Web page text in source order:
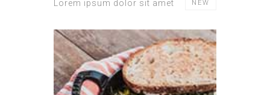
Lorem ipsum dolor sit amet NEW